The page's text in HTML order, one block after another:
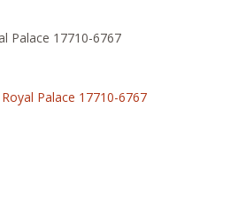
Palace 17710-6767